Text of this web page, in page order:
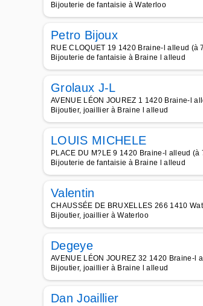
Bijouterie de fantaisie à Waterloo
Petro Bijoux
RUE CLOQUET 19 1420 Braine-l alleud (à
Bijouterie de fantaisie à Braine l alleud
Grolaux J-L
AVENUE LÉON JOUREZ 1 1420 Braine-l
Bijoutier, joaillier à Braine l alleud
LOUIS MICHELE
PLACE DU M?LE 9 1420 Braine-l alleud (à
Bijouterie de fantaisie à Braine l alleud
Valentin
CHAUSSÉE DE BRUXELLES 266 1410
Bijoutier, joaillier à Waterloo
Degeye
AVENUE LÉON JOUREZ 32 1420 Braine-l
Bijoutier, joaillier à Braine l alleud
Dan Joaillier